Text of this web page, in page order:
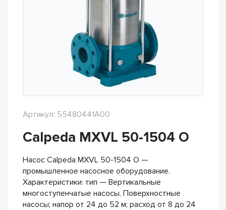
Артикул: 55480441A00
Calpeda MXVL 50-1504 O
Насос Calpeda MXVL 50-1504 O —
промышленное насосное оборудование.
Характеристики: тип — Вертикальные
многоступенчатые насосы, Поверхностные
насосы; напор от 24 до 52 м; расход от 8 до 24